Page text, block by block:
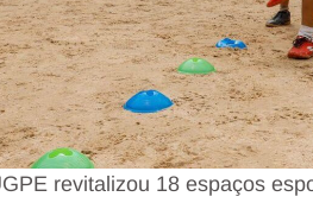
revitalizou 18 espaços